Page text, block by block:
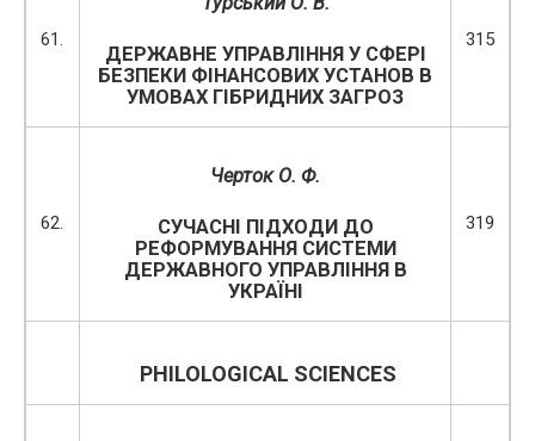
61.
ДЕРЖАВНЕ УПРАВЛІННЯ У СФЕРІ
БЕЗПЕКИ ФІНАНСОВИХ УСТАНОВ В
УМОВАХ ГІБРИДНИХ ЗАГРОЗ
315
62.
Черток О. Ф.
СУЧАСНІ ПІДХОДИ ДО
РЕФОРМУВАННЯ СИСТЕМИ
ДЕРЖАВНОГО УПРАВЛІННЯ В
УКРАЇНІ
319
PHILOLOGICAL SCIENCES